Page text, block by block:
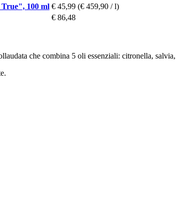
100 ml € 45,99 (€ 459,90 / l)
€ 86,48
che combina 5 oli essenziali: citronella,